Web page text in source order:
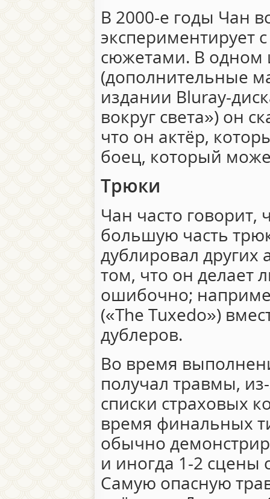
В 2000-е годы Чан
экспериментирует
сюжетами. В одном
(дополнительные
издании Bluray-
вокруг света») он
что он актёр,
боец, который
Трюки
Чан часто говорит,
большую часть
дублировал других
том, что он делает
ошибочно;
(«The Tuxedo»)
дублеров.
Во время
получал травмы,
списки страховых
время финальных
обычно
и иногда 1-2 сцены
Самую опасную